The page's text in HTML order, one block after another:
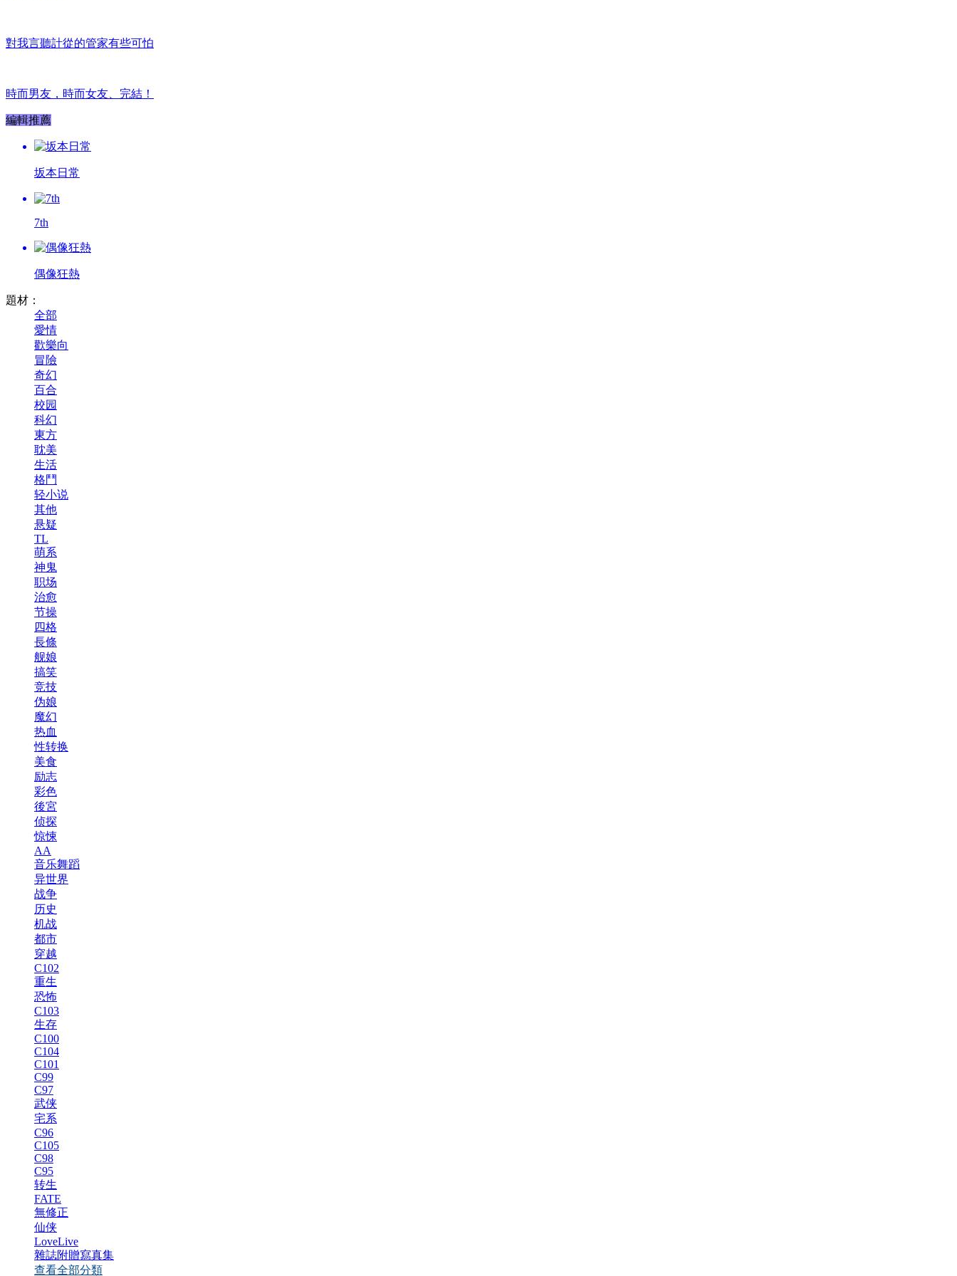
對我言聽計從的管家有些可怕
時而男友，時而女友、完結！
編輯推薦
坂本日常
7th
偶像狂熱
題材：
全部
愛情
歡樂向
冒險
奇幻
百合
校园
科幻
東方
耽美
生活
格鬥
轻小说
其他
悬疑
TL
萌系
神鬼
职场
治愈
节操
四格
長條
舰娘
搞笑
竞技
伪娘
魔幻
热血
性转换
美食
励志
彩色
後宮
侦探
惊悚
AA
音乐舞蹈
异世界
战争
历史
机战
都市
穿越
C102
重生
恐怖
C103
生存
C100
C104
C101
C99
C97
武侠
宅系
C96
C105
C98
C95
转生
FATE
無修正
仙侠
LoveLive
雜誌附贈寫真集
查看全部分類